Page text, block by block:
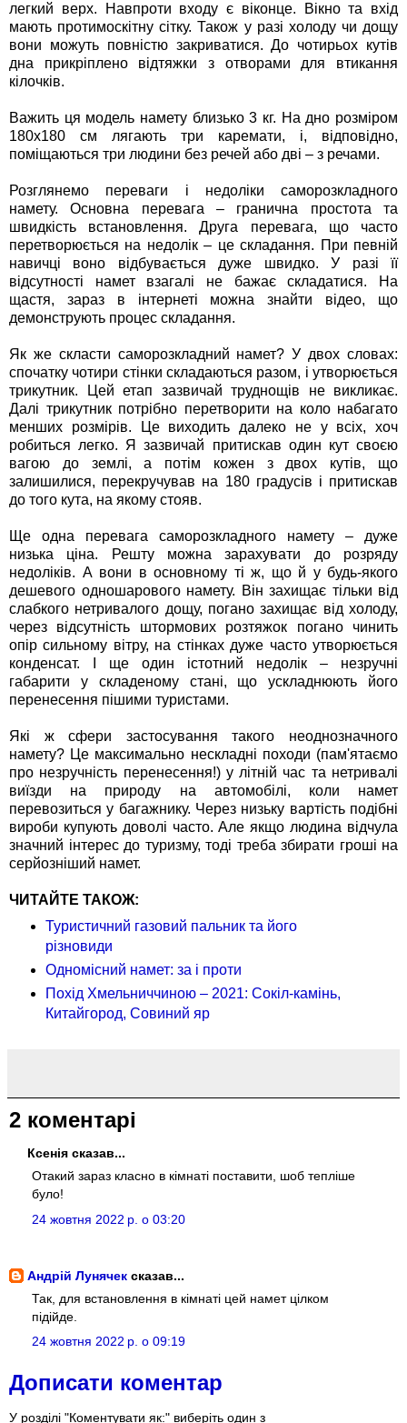
легкий верх. Навпроти входу є віконце. Вікно та вхід
мають протимоскітну сітку. Також у разі холоду чи дощу
вони можуть повністю закриватися. До чотирьох кутів
дна прикріплено відтяжки з отворами для втикання
кілочків.
Важить ця модель намету близько 3 кг. На дно розміром
180х180 см лягають три каремати, і, відповідно,
поміщаються три людини без речей або дві – з речами.
Розглянемо переваги і недоліки саморозкладного
намету. Основна перевага – гранична простота та
швидкість встановлення. Друга перевага, що часто
перетворюється на недолік – це складання. При певній
навичці воно відбувається дуже швидко. У разі її
відсутності намет взагалі не бажає складатися. На
щастя, зараз в інтернеті можна знайти відео, що
демонструють процес складання.
Як же скласти саморозкладний намет? У двох словах:
спочатку чотири стінки складаються разом, і утворюється
трикутник. Цей етап зазвичай труднощів не викликає.
Далі трикутник потрібно перетворити на коло набагато
менших розмірів. Це виходить далеко не у всіх, хоч
робиться легко. Я зазвичай притискав один кут своєю
вагою до землі, а потім кожен з двох кутів, що
залишилися, перекручував на 180 градусів і притискав
до того кута, на якому стояв.
Ще одна перевага саморозкладного намету – дуже
низька ціна. Решту можна зарахувати до розряду
недоліків. А вони в основному ті ж, що й у будь-якого
дешевого одношарового намету. Він захищає тільки від
слабкого нетривалого дощу, погано захищає від холоду,
через відсутність штормових розтяжок погано чинить
опір сильному вітру, на стінках дуже часто утворюється
конденсат. І ще один істотний недолік – незручні
габарити у складеному стані, що ускладнюють його
перенесення пішими туристами.
Які ж сфери застосування такого неоднозначного
намету? Це максимально нескладні походи (пам'ятаємо
про незручність перенесення!) у літній час та нетривалі
виїзди на природу на автомобілі, коли намет
перевозиться у багажнику. Через низьку вартість подібні
вироби купують доволі часто. Але якщо людина відчула
значний інтерес до туризму, тоді треба збирати гроші на
серйозніший намет.
ЧИТАЙТЕ ТАКОЖ:
Туристичний газовий пальник та його
різновиди
Одномісний намет: за і проти
Похід Хмельниччиною – 2021: Сокіл-камінь,
Китайгород, Совиний яр
2 коментарі
Ксенія сказав...
Отакий зараз класно в кімнаті поставити, шоб тепліше
було!
24 жовтня 2022 р. о 03:20
Андрій Лунячек сказав...
Так, для встановлення в кімнаті цей намет цілком
підійде.
24 жовтня 2022 р. о 09:19
Дописати коментар
У розділі "Коментувати як:" виберіть один з